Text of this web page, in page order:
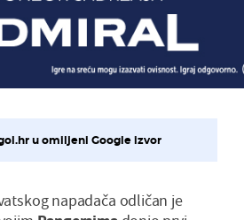
u omiljeni Google izvor
napadača odličan je